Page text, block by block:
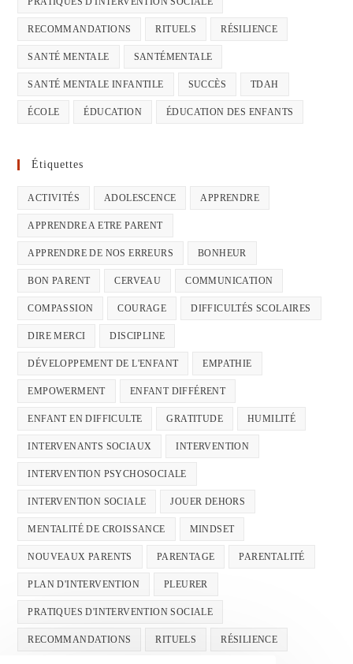
RECOMMANDATIONS RITUELS RÉSILIENCE
SANTÉ MENTALE SANTÉMENTALE
SANTÉ MENTALE INFANTILE SUCCÈS TDAH
ÉCOLE ÉDUCATION ÉDUCATION DES ENFANTS
Étiquettes
ACTIVITÉS ADOLESCENCE APPRENDRE
APPRENDRE A ETRE PARENT
APPRENDRE DE NOS ERREURS BONHEUR
BON PARENT CERVEAU COMMUNICATION
COMPASSION COURAGE DIFFICULTÉS SCOLAIRES
DIRE MERCI DISCIPLINE
DÉVELOPPEMENT DE L'ENFANT EMPATHIE
EMPOWERMENT ENFANT DIFFÉRENT
ENFANT EN DIFFICULTE GRATITUDE HUMILITÉ
INTERVENANTS SOCIAUX INTERVENTION
INTERVENTION PSYCHOSOCIALE
INTERVENTION SOCIALE JOUER DEHORS
MENTALITÉ DE CROISSANCE MINDSET
NOUVEAUX PARENTS PARENTAGE PARENTALITÉ
PLAN D'INTERVENTION PLEURER
PRATIQUES D'INTERVENTION SOCIALE
RECOMMANDATIONS RITUELS RÉSILIENCE